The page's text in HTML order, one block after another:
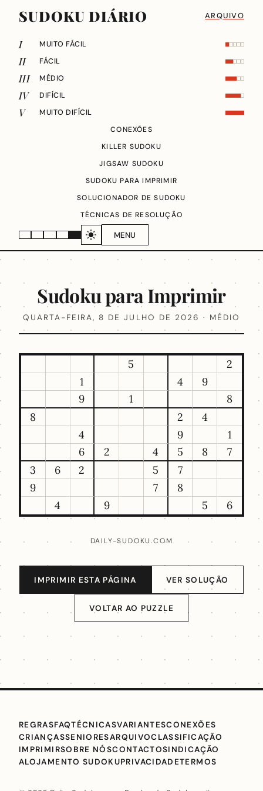
SUDOKU DIÁRIO ARQUIVO
MENU
I MUITO FÁCIL
II FÁCIL
III MÉDIO
IV DIFÍCIL
V
MUITO DIFÍCIL
CONEXÕES
KILLER SUDOKU
JIGSAW SUDOKU
SUDOKU PARA IMPRIMIR
SOLUCIONADOR DE SUDOKU
TÉCNICAS DE RESOLUÇÃO
Sudoku para Imprimir
QUARTA-FEIRA, 8 DE JULHO DE 2026 · MÉDIO
5
2
1
4
9
9
1
8
8
2
4
4
9
1
6
2 4 5 8
7
3
6 2 5
7
9
7
8
4
9 5 6
DAILY-SUDOKU.COM
IMPRIMIR ESTA PÁGINA VER SOLUÇÃO
VOLTAR AO PUZZLE
REGRASFAQTÉCNICASVARIANTESCONEXÕES
CRIANÇASSENIORESARQUIVOCLASSIFICAÇÃO
IMPRIMIRSOBRE NÓSCONTACTOSINDICAÇÃO
ALOJAMENTO SUDOKUPRIVACIDADETERMOS